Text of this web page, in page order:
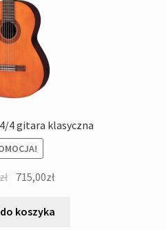
4 gitara klasyczna
Pierwotna
wynosiła:
715,00złAktualna
wynosi:
koszyka